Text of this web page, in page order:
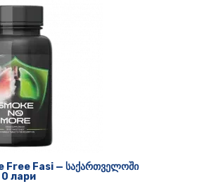
Free Fasi — საქართველოში
0 лари